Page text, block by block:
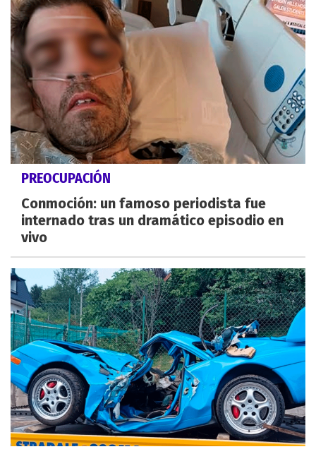
PREOCUPACIÓN
Conmoción: un famoso periodista fue
internado tras un dramático episodio en
vivo